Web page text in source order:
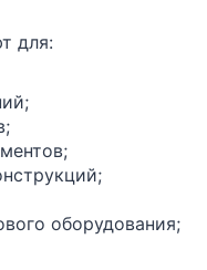
для:
оборудования;